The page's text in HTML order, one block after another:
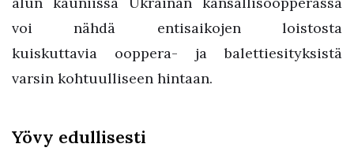
voi nähdä entisaikojen loistosta
kuiskuttavia ooppera- ja balettiesityksistä
varsin kohtuulliseen hintaan.
Yövy edullisesti